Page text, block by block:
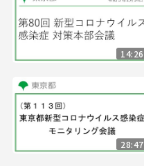
14:26
28:47